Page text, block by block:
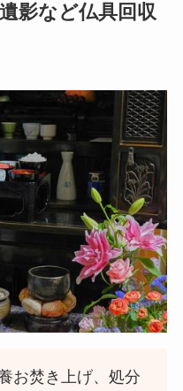
影など仏具回収
お焚き上げ、処分